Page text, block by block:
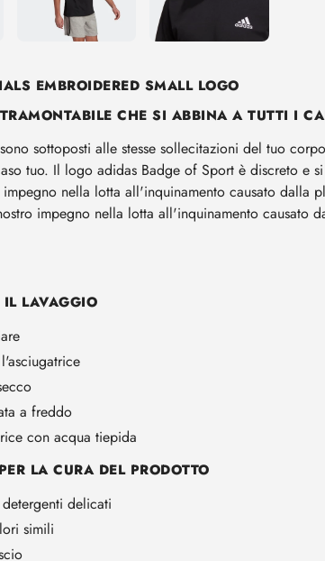
EMBROIDERED SMALL LOGO
CHE SI ABBINA A TUTTI I
sottoposti alle stesse sollecitazioni del tuo
tuo. Il logo adidas Badge of Sport è discreto e
nella lotta all'inquinamento causato dalla
impegno nella lotta all'inquinamento causato
LAVAGGIO
a freddo
con acqua tiepida
LA CURA DEL PRODOTTO
delicati
simili